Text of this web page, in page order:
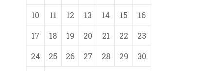
10
11 12 13 14 15
16
17
18 19 20 21 22
23
24
25 26 27 28 29
30